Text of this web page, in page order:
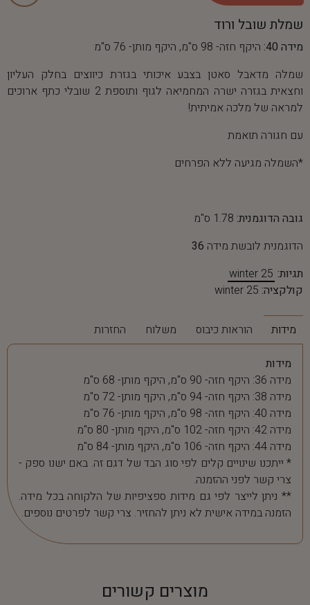
שמלת שובל ורוד
מידה 40:
היקף חזה- 98 ס"מ, היקף מותן- 76 ס"מ
שמלה מדאבל סאטן בצבע איכותי בגזרת כיווצים בחלק העליון
וחצאית בגזרה ישרה המחמיאה לגוף ותוספת 2 שובלי כתף ארוכים
למראה של מלכה אמיתית!
עם חגורה תואמת
*השמלה מגיעה ללא הפרחים
גובה הדוגמנית: 1.78 ס"מ
הדוגמנית לובשת מידה 36
תגיות: winter 25
קולקציה: winter 25
מידות הוראות כיבוס משלוח החזרות
מידות
מידה 36: היקף חזה- 90 ס"מ, היקף מותן- 68 ס"מ
מידה 38: היקף חזה- 94 ס"מ, היקף מותן- 72 ס"מ
מידה 40: היקף חזה- 98 ס"מ, היקף מותן- 76 ס"מ
מידה 42: היקף חזה- 102 ס"מ, היקף מותן- 80 ס"מ
מידה 44: היקף חזה- 106 ס"מ, היקף מותן- 84 ס"מ
* ייתכנו שינויים קלים לפי סוג הבד של דגם זה. באם ישנו ספק -
צרי קשר לפני ההזמנה.
** ניתן לייצר לפי גם מידות ספציפיות של הלקוחה בכל מידה.
הזמנה במידה אישית לא ניתן להחזיר. צרי קשר לפרטים נוספים.
מוצרים קשורים